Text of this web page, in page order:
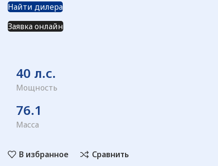
Найти дилера
Заявка онлайн
40 л.с.
Мощность
76.1
Масса
В избранное Сравнить